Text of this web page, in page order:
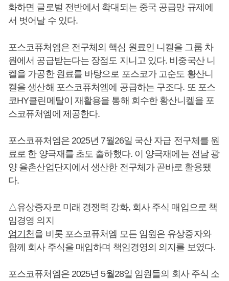
화하면 글로벌 전반에서 확대되는 중국 공급망 규제에
서 벗어날 수 있다.
포스코퓨처엠은 전구체의 핵심 원료인 니켈을 그룹 차
원에서 공급받는다는 장점도 지니고 있다. 비중국산 니
켈을 가공한 원료를 바탕으로 포스코가 고순도 황산니
켈을 생산해 포스코퓨처엠에 공급하는 구조다. 또 포스
코HY클린메탈이 재활용을 통해 회수한 황산니켈을 포
스코퓨처엠에 제공한다.
포스코퓨처엠은 2025년 7월26일 국산 자급 전구체를 원
료로 한 양극재를 초도 출하했다. 이 양극재에는 전남 광
양 율촌산업단지에서 생산한 전구체가 곧바로 활용됐
다.
△유상증자로 미래 경쟁력 강화, 회사 주식 매입으로 책
임경영 의지
엄기천을 비롯 포스코퓨처엠 모든 임원은 유상증자와
함께 회사 주식을 매입하며 책임경영의 의지를 보였다.
포스코퓨처엠은 2025년 5월28일 임원들의 회사 주식 소